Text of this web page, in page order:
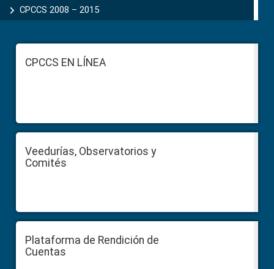
CPCCS 2008 – 2015
FooterCPCCS EN LÍNEA
Veedurías, Observatorios y
Comités
Plataforma de Rendición de
Cuentas